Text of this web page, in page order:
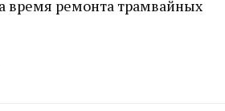
время ремонта трамвайных